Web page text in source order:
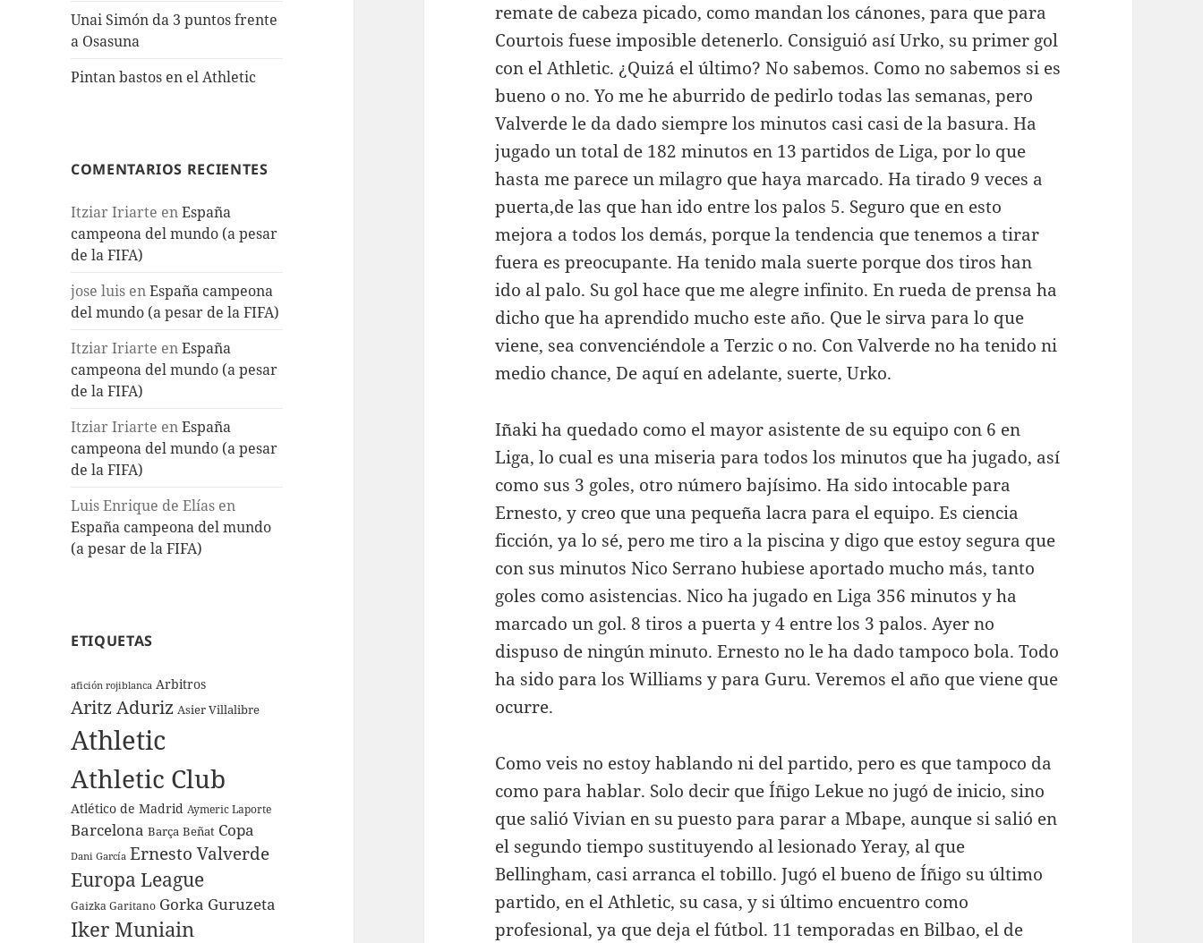
Unai Simón da 3 puntos frente
a Osasuna
Pintan bastos en el Athletic
COMENTARIOS RECIENTES
Itziar Iriarte enEspaña
campeona del mundo (a pesar
de la FIFA)
jose luis enEspaña campeona
del mundo (a pesar de la FIFA)
Itziar Iriarte enEspaña
campeona del mundo (a pesar
de la FIFA)
Itziar Iriarte enEspaña
campeona del mundo (a pesar
de la FIFA)
Luis Enrique de Elías en
España campeona del mundo
(a pesar de la FIFA)
ETIQUETAS
afición rojiblanca Arbitros
Aritz Aduriz Asier Villalibre
Athletic
Athletic Club
Atlético de Madrid Aymeric Laporte
Barcelona Barça Beñat Copa
Dani García Ernesto Valverde
Europa League
Gaizka Garitano Gorka Guruzeta
Iker Muniain
remate de cabeza picado, como mandan los cánones, para que para
Courtois fuese imposible detenerlo. Consiguió así Urko, su primer gol
con el Athletic. ¿Quizá el último? No sabemos. Como no sabemos si es
bueno o no. Yo me he aburrido de pedirlo todas las semanas, pero
Valverde le da dado siempre los minutos casi casi de la basura. Ha
jugado un total de 182 minutos en 13 partidos de Liga, por lo que
hasta me parece un milagro que haya marcado. Ha tirado 9 veces a
puerta,de las que han ido entre los palos 5. Seguro que en esto
mejora a todos los demás, porque la tendencia que tenemos a tirar
fuera es preocupante. Ha tenido mala suerte porque dos tiros han
ido al palo. Su gol hace que me alegre infinito. En rueda de prensa ha
dicho que ha aprendido mucho este año. Que le sirva para lo que
viene, sea convenciéndole a Terzic o no. Con Valverde no ha tenido ni
medio chance, De aquí en adelante, suerte, Urko.
Iñaki ha quedado como el mayor asistente de su equipo con 6 en
Liga, lo cual es una miseria para todos los minutos que ha jugado, así
como sus 3 goles, otro número bajísimo. Ha sido intocable para
Ernesto, y creo que una pequeña lacra para el equipo. Es ciencia
ficción, ya lo sé, pero me tiro a la piscina y digo que estoy segura que
con sus minutos Nico Serrano hubiese aportado mucho más, tanto
goles como asistencias. Nico ha jugado en Liga 356 minutos y ha
marcado un gol. 8 tiros a puerta y 4 entre los 3 palos. Ayer no
dispuso de ningún minuto. Ernesto no le ha dado tampoco bola. Todo
ha sido para los Williams y para Guru. Veremos el año que viene que
ocurre.
Como veis no estoy hablando ni del partido, pero es que tampoco da
como para hablar. Solo decir que Íñigo Lekue no jugó de inicio, sino
que salió Vivian en su puesto para parar a Mbape, aunque si salió en
el segundo tiempo sustituyendo al lesionado Yeray, al que
Bellingham, casi arranca el tobillo. Jugó el bueno de Íñigo su último
partido, en el Athletic, su casa, y si último encuentro como
profesional, ya que deja el fútbol. 11 temporadas en Bilbao, el de